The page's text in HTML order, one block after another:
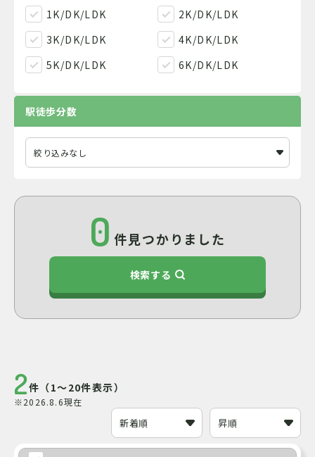
1K/DK/LDK
2K/DK/LDK
3K/DK/LDK
4K/DK/LDK
5K/DK/LDK
6K/DK/LDK
駅徒歩分数
0 件見つかりました
検索する
2件（1～20件表示）
※2026.8.6現在